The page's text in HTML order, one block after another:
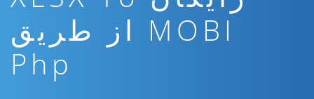
MOBI از طریق
Php